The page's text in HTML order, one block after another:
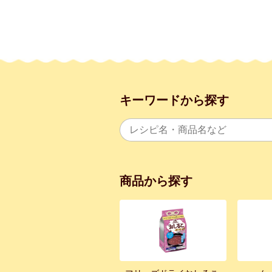
キーワードから探す
商品から探す